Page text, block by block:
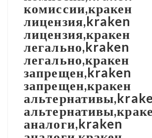
комиссии,кракен
лицензия,kraken
лицензия,кракен
легально,kraken
легально,кракен
запрещен,kraken
запрещен,кракен
аналоги,kraken